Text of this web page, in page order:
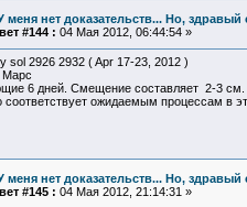
меня нет доказательств... Но,
#144 : 04 Мая 2012, 06:44:54 »
sol 2926 2932 ( Apr 17-23, 2012 )
Марс
6 дней. Смещение составляет 2-3 см.
соответствует ожидаемым процессам в
меня нет доказательств... Но,
#145 : 04 Мая 2012, 21:14:31 »